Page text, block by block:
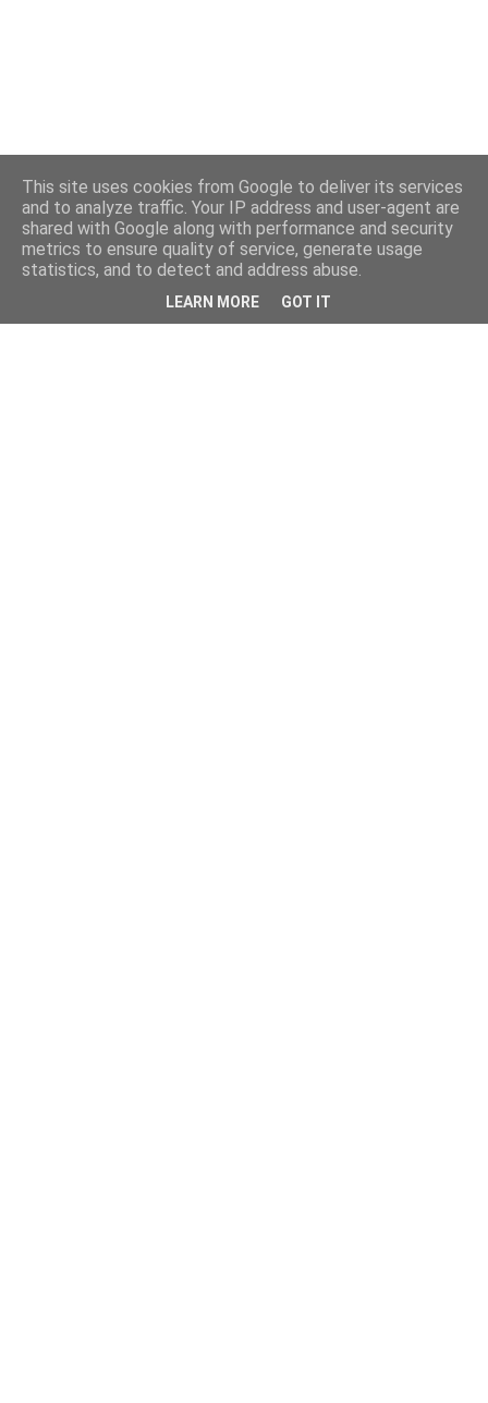
This site uses cookies from Google to deliver its services
and to analyze traffic. Your IP address and user-agent are
shared with Google along with performance and security
metrics to ensure quality of service, generate usage
statistics, and to detect and address abuse.
LEARN MORE GOT IT